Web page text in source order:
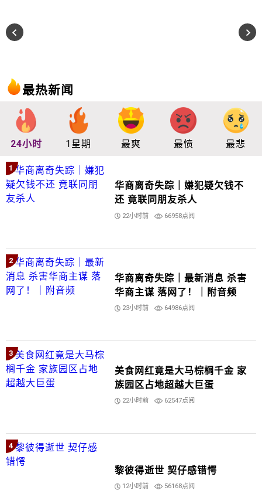
最热新闻
24小时 1星期 最爽 最愤 最悲
1
华商离奇失踪｜嫌犯疑欠钱不
还 竟联同朋友杀人
22小时前 66958点阅
2
华商离奇失踪｜最新消息 杀害
华商主谋 落网了！｜附音频
23小时前 64986点阅
3
美食网红竟是大马棕榈千金 家
族园区占地超越大巨蛋
22小时前 62547点阅
4
黎彼得逝世 契仔感错愕
12小时前 56168点阅